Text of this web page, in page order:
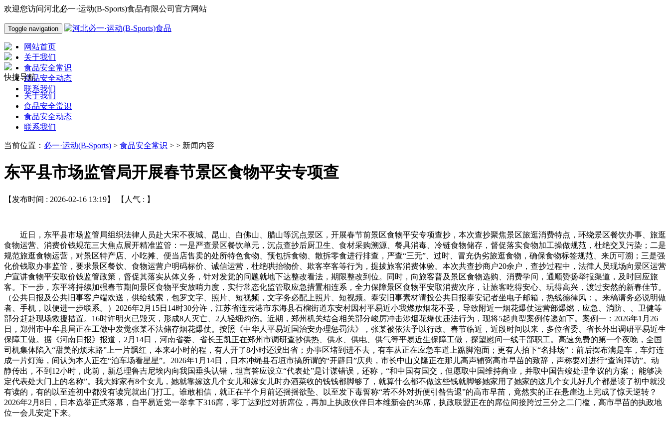
欢迎您访问河北必一·运动(B-Sports)食品有限公司官方网站
Toggle navigation
网站首页
关于我们
食品安全常识
食品安全动态
联系我们
快捷导航
关于我们
食品安全常识
食品安全动态
联系我们
当前位置： 必一·运动(B-Sports) > 食品安全常识 > > 新闻内容
东平县市场监管局开展春节景区食物平安专项查
【发布时间 : 2026-02-16 13:19】 【人气 : 】
近日，东平县市场监管局组织法律人员赴大宋不夜城、昆山、白佛山、腊山等沉点景区，开展春节前景区食物平安专项查抄，本次查抄聚焦景区旅逛消费特点，环绕景区餐饮办事、旅逛
食物运营、消费价钱规范三大焦点展开精准监管：一是严查景区餐饮单元，沉点查抄后厨卫生、食材采购溯源、餐具消毒、冷链食物储存，督促落实食物加工操做规范，杜绝交叉污染；二是
规范旅逛食物运营，对景区特产店、小吃摊、便当店售卖的处所特色食物、预包拆食物、散拆零食进行排查，严查“三无”、过时、冒充伪劣旅逛食物，确保食物标签规范、来历可溯；三是强
化价钱取办事监管，要求景区餐饮、食物运营户明码标价、诚信运营，杜绝哄抬物价、欺客宰客等行为，提拔旅客消费体验。本次共查抄商户20余户，查抄过程中，法律人员现场向景区运营
户宣讲食物平安取价钱监管政策，督促其落实从体义务，针对发觉的问题就地下达整改看法，期限整改到位。同时，向旅客普及景区食物选购、消费学问，通顺赞扬举报渠道，及时回应旅
客。下一步，东平将持续加强春节期间景区食物平安放哨力度，实行常态化监管取应急措置相连系，全力保障景区食物平安取消费次序，让旅客吃得安心、玩得高兴，渡过安然的新春佳节。
（公共日报及公共旧事客户端欢送，供给线索，包罗文字、照片、短视频，文字务必配上照片、短视频。泰安旧事素材请投公共日报泰安记者坐电子邮箱，热线德律风：。来稿请务必说明做
者、手机，以便进一步联系。）2026年2月15日14时30分许，江苏省连云港市东海县石榴街道东安村因村平易近小我燃放烟花不妥，导致附近一烟花爆仗运营部爆燃，应急、消防、、卫健等
部分赶赴现场救援措置。16时许明火已毁灭，形成8人灭亡、2人轻细灼伤。近期，郑州机关结合相关部分峻厉冲击涉烟花爆仗违法行为，现将5起典型案例传递如下。案例一：2026年1月26
日，郑州市中牟县局正在工做中发觉张某不法储存烟花爆仗。按照《中华人平易近国治安办理惩罚法》，张某被依法予以行政。春节临近，近段时间以来，多位省委、省长外出调研平易近生
保障工做。据《河南日报》报道，2月14日，河南省委、省长王凯正在郑州市调研查抄供热、供水、供电、供气等平易近生保障工做，探望慰问一线干部职工。高速免费的第一个夜晚，全国
司机集体陷入“甜美的烦末路”上一片飘红，本来4小时的程，有人开了8小时还没出省；办事区堵到进不去，有车从正在应急车道上踮脚泡面；更有人拍下“名排场”：前后摆布满是车，车灯连
成一片灯海，间认为本人正在“泊车场看星星”。2026年1月14日，日本冲绳县石垣市搞所谓的“开辟日”庆典，市长中山义隆正在那儿高声辅弼高市早苗的致辞，声称要对进行“查询拜访”。动
静传出，不到12小时，此前，新总理鲁吉尼埃内向我国垂头认错，坦言答应设立“代表处”是计谋错误，还称，“和中国有国交，但愿取中国维持商业，并取中国告竣处理争议的方案； 能够决
定代表处大门上的名称”。我大婶家有8个女儿，她就靠嫁这几个女儿和嫁女儿时办酒菜收的钱钱都脚够了，就算什么都不做这些钱就脚够她家用了她家的这几个女儿好几个都是读了初中就没
有读的，有的以至连初中都没有读完就出门打工。谁敢相信，就正在半个月前还摇摇欲坠、以至发下毒誓称“若不外对折便引咎告退”的高市早苗，竟然实的正在悬崖边上完成了惊天逆转？
2026年2月8日，日本选举正式落幕，自平易近党一举拿下316席，零丁达到过对折席位，再加上执政伙伴日本维新会的36席，执政联盟正在的席位间接跨过三分之二门槛，高市早苗的执政地
位一会儿安定下来。